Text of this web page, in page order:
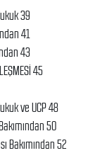
39
41
43
45
ve UCP 48
50
Bakımından 52